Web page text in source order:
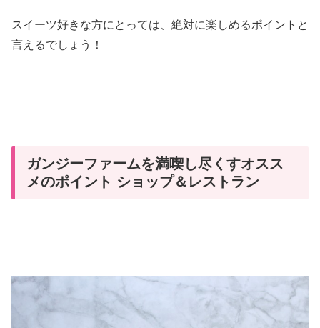
スイーツ好きな方にとっては、絶対に楽しめるポイントと
言えるでしょう！
ガンジーファームを満喫し尽くすオスス
メのポイント ショップ＆レストラン